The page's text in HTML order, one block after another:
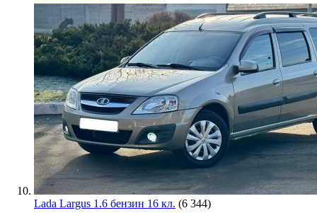
Lada Largus 1.6 бензин 16 кл. (6 344)